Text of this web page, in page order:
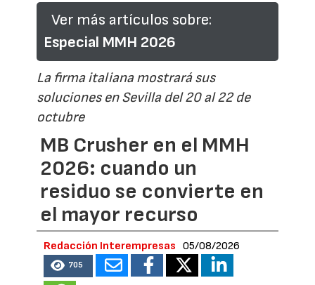
Ver más artículos sobre:
Especial MMH 2026
La firma italiana mostrará sus
soluciones en Sevilla del 20 al 22 de
octubre
MB Crusher en el MMH
2026: cuando un
residuo se convierte en
el mayor recurso
Redacción Interempresas 05/08/2026
705